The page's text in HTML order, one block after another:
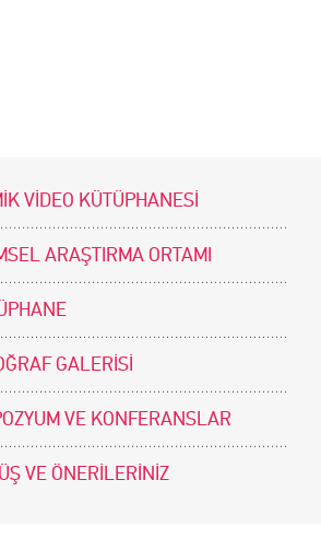
VİDEO KÜTÜPHANESİ
ARAŞTIRMA ORTAMI
GALERİSİ
VE KONFERANSLAR
VE ÖNERİLERİNİZ